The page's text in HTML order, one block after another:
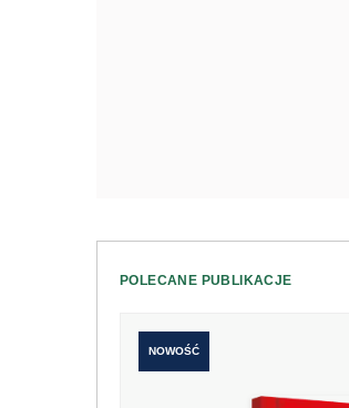
POLECANE PUBLIKACJE
NOWOŚĆ